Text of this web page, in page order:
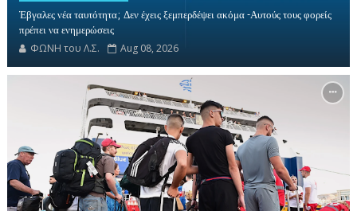
Έβγαλες νέα ταυτότητα; Δεν έχεις ξεμπερδέψει ακόμα -Αυτούς τους φορείς
πρέπει να ενημερώσεις
ΦΩΝΗ του Λ.Σ. Aug 08, 2026